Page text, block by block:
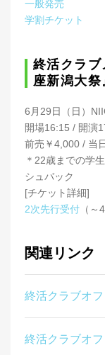
一般発売
学割チケット
終活クラ
座新潟大祭
6月29日（日）
開場16:15 / 開演
前売￥4,000 / 当
＊22歳までの学
シュバック
[チケット詳細]
2次先行受付 （
関連リンク
終活クラブオ
終活クラブオ